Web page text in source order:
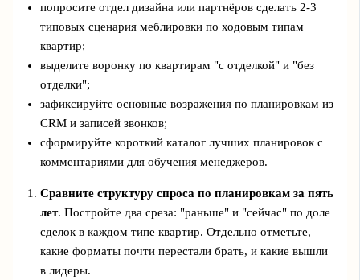
попросите отдел дизайна или партнёров сделать 2-3
типовых сценария меблировки по ходовым типам
квартир;
выделите воронку по квартирам "с отделкой" и "без
отделки";
зафиксируйте основные возражения по планировкам из
CRM и записей звонков;
сформируйте короткий каталог лучших планировок с
комментариями для обучения менеджеров.
Сравните структуру спроса по планировкам за пять
лет. Постройте два среза: "раньше" и "сейчас" по доле
сделок в каждом типе квартир. Отдельно отметьте,
какие форматы почти перестали брать, и какие вышли
в лидеры.